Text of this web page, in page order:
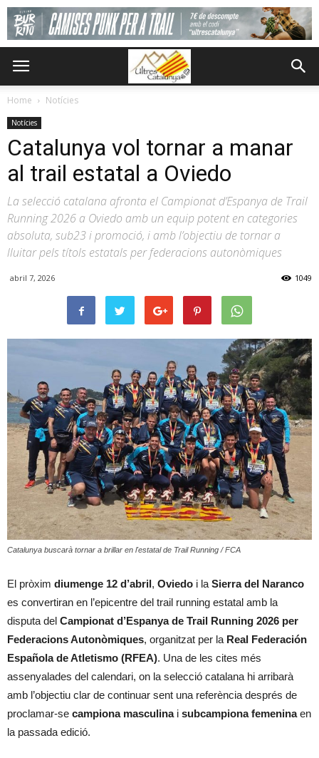
Home Notícies
Notícies
Catalunya vol tornar a manar
al trail estatal a Oviedo
La selecció catalana afronta el Campionat d’Espanya de Trail
Running 2026 a Oviedo amb un equip potent en categories
absoluta, sub23 i promoció, i amb l’objectiu de tornar a
lluitar pels títols estatals per federacions autonòmiques
abril 7, 2026 1049
Catalunya buscarà tornar a brillar en l'estatal de Trail Running / FCA
El pròxim diumenge 12 d’abril, Oviedo i la Sierra del Naranco
es convertiran en l’epicentre del trail running estatal amb la
disputa del Campionat d’Espanya de Trail Running 2026 per
Federacions Autonòmiques, organitzat per la Real Federación
Española de Atletismo (RFEA). Una de les cites més
assenyalades del calendari, on la selecció catalana hi arribarà
amb l’objectiu clar de continuar sent una referència després de
proclamar-se campiona masculinai subcampiona femeninaen
la passada edició.